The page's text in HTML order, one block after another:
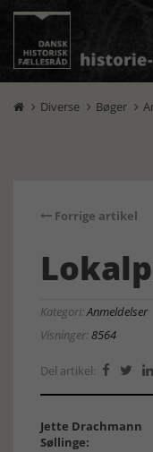
 Diverse  Bøger 
Forrige artikel
Kategori:Anmeldelser
Visninger:8564
Del artikel:   
Jette Drachmann
Søllinge: